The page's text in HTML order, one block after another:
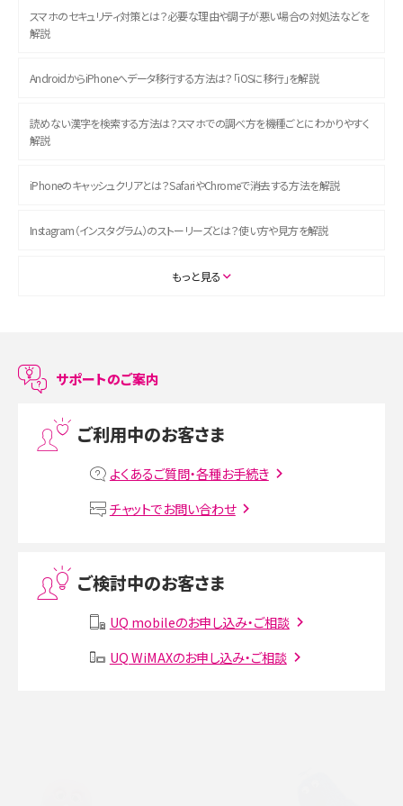
スマホのセキュリティ対策とは？必要な理由や調子が悪い場合の対処法などを
解説
AndroidからiPhoneへデータ移行する方法は？「iOSに移行」を解説
読めない漢字を検索する方法は？スマホでの調べ方を機種ごとにわかりやすく
解説
iPhoneのキャッシュクリアとは？SafariやChromeで消去する方法を解説
Instagram（インスタグラム）のストーリーズとは？使い方や見方を解説
ASMRとは？初心者向けの代表ジャンルや楽しみ方を解説
LINEで友だちを削除する方法は？方法ごとの影響や復活・復元する方法も解説
MNOとは？MVNOやMVNEとの違いやメリット・デメリットを解説
VPN接続とは？仕組みや必要性、メリット・デメリット、接続方法を解説
Instagram（インスタグラム）でスクショするとバレる？バレるケースや撮り方も解
SMSとは？料金やできること、注意点や届かない時の対処法を解説
もっと見る
サポートのご案内
ご利用中のお客さま
よくあるご質問・各種お手続き
チャットでお問い合わせ
ご検討中のお客さま
UQ mobileのお申し込み・ご相談
UQ WiMAXのお申し込み・ご相談